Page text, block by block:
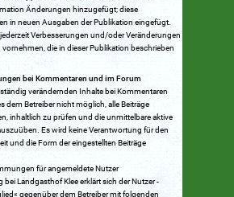
Änderungen hinzugefügt; diese
in neuen Ausgaben der Publikation eingefügt.
Verbesserungen und/oder Veränderungen
die in dieser Publikation beschrieben
bei Kommentaren und im Forum
verändernden Inhalte bei Kommentaren
dem Betreiber nicht möglich, alle Beiträge
inhaltlich zu prüfen und die unmittelbare aktive
Es wird keine Verantwortung für den
und die Form der eingestellten Beiträge
für angemeldete Nutzer
Landgasthof Klee erklärt sich der Nutzer -
gegenüber dem Betreiber mit folgenden